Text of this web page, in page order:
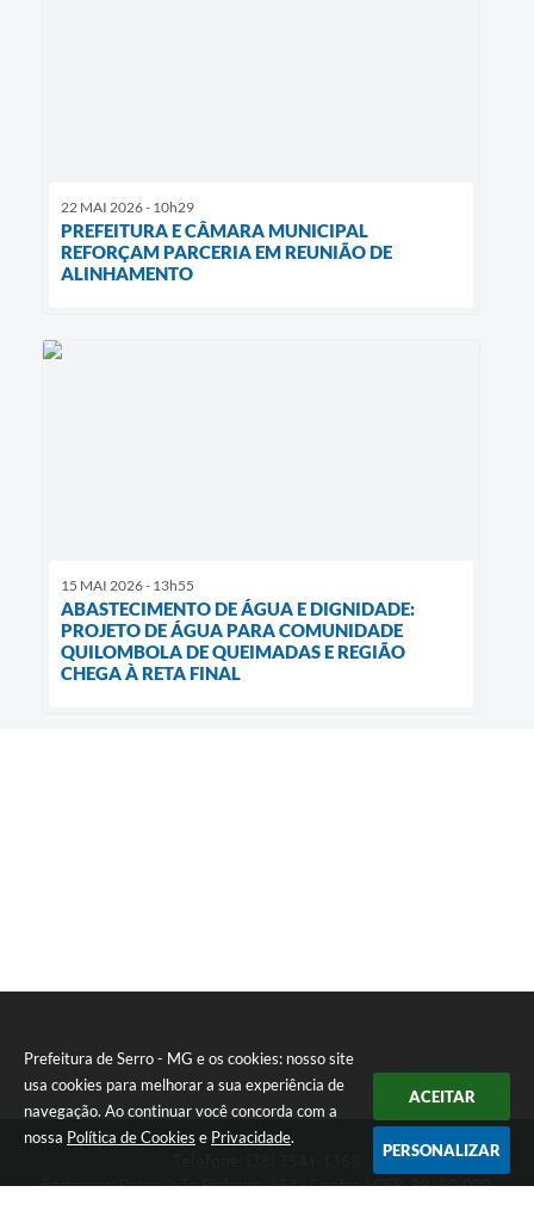
Prefeitura de Serro - MG e os cookies: nosso site
usa cookies para melhorar a sua experiência de
navegação. Ao continuar você concorda com a
nossa Política de Cookies e Privacidade.
ACEITAR
PERSONALIZAR
22 MAI 2026 - 10h29
PREFEITURA E CÂMARA MUNICIPAL
REFORÇAM PARCERIA EM REUNIÃO DE
ALINHAMENTO
15 MAI 2026 - 13h55
ABASTECIMENTO DE ÁGUA E DIGNIDADE:
PROJETO DE ÁGUA PARA COMUNIDADE
QUILOMBOLA DE QUEIMADAS E REGIÃO
CHEGA À RETA FINAL
Endereço: Praça João Pinheiro, 154 - Centro | CEP: 39150-000